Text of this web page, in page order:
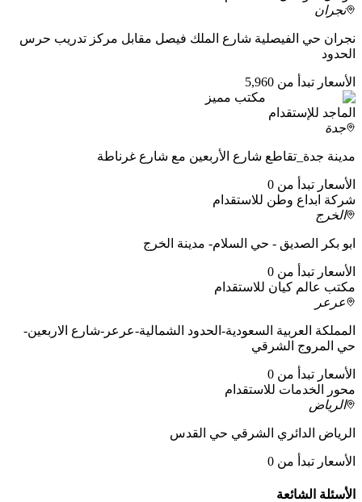
نجران
نجران حي الفيصلية شارع الملك فيصل مقابل مركز تدريب حرس
الحدود
الأسعار تبدأ من 5,960
مكتب مميز
الماجد للإستقدام
جدة
مدينة جدة_تقاطع شارع الأربعين مع شارع غرناطة
الأسعار تبدأ من 0
شركة ابداع وطن للاستقدام
الخرج
ابو بكر الصديق - حي السلام- مدينة الخرج
الأسعار تبدأ من 0
مكتب عالم كيان للاستقدام
عرعر
المملكة العربية السعودية-الحدود الشمالية-عرعر-شارع الاربعين-
حي المروج الشرقي
الأسعار تبدأ من 0
محور الخدمات للاستقدام
الرياض
الرياض الدائري الشرقي حي القدس
الأسعار تبدأ من 0
الأسئلة الشائعة